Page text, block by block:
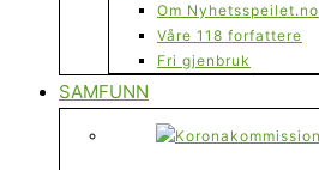
Om Nyhetsspeilet.no
Våre 118 forfattere
Fri gjenbruk
SAMFUNN